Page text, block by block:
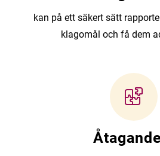
kan på ett säkert sätt
klagomål och få dem